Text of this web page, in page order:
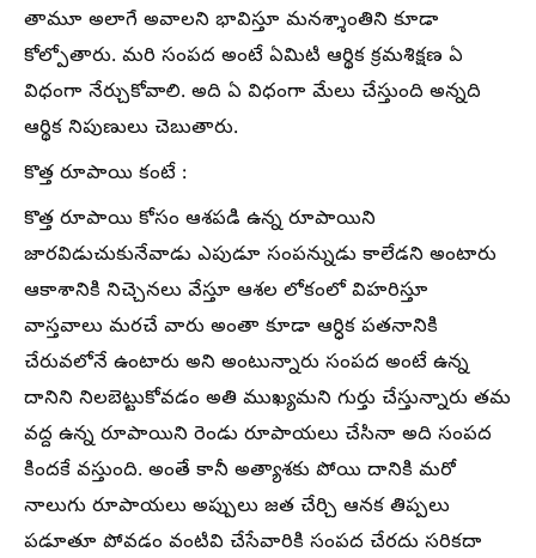
తామూ అలాగే అవాలని భావిస్తూ మనశ్శాంతిని కూడా
కోల్పోతారు. మరి సంపద అంటే ఏమిటి ఆర్థిక క్రమశిక్షణ ఏ
విధంగా నేర్చుకోవాలి. అది ఏ విధంగా మేలు చేస్తుంది అన్నది
ఆర్థిక నిపుణులు చెబుతారు.
కొత్త రూపాయి కంటే :
కొత్త రూపాయి కోసం ఆశపడి ఉన్న రూపాయిని
జారవిడుచుకునేవాడు ఎపుడూ సంపన్నుడు కాలేడని అంటారు
ఆకాశానికి నిచ్చెనలు వేస్తూ ఆశల లోకంలో విహరిస్తూ
వాస్తవాలు మరచే వారు అంతా కూడా ఆర్ధిక పతనానికి
చేరువలోనే ఉంటారు అని అంటున్నారు సంపద అంటే ఉన్న
దానిని నిలబెట్టుకోవడం అతి ముఖ్యమని గుర్తు చేస్తున్నారు తమ
వద్ద ఉన్న రూపాయిని రెండు రూపాయలు చేసినా అది సంపద
కిందకే వస్తుంది. అంతే కానీ అత్యాశకు పోయి దానికి మరో
నాలుగు రూపాయలు అప్పులు జత చేర్చి ఆనక తిప్పలు
పడూతూ పోవడం వంటివి చేసేవారికి సంపద చేరదు సరికదా